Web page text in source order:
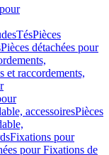
TésPièces
Pièces détachées pour
et raccordements,
accessoiresPièces
Fixations pour
pour Fixations de